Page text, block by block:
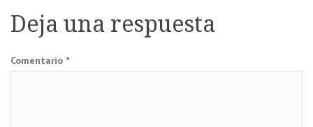
entradas
Deja una respuesta
Comentario *